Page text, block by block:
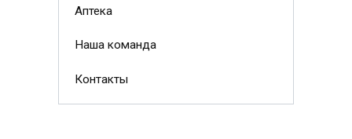
Аптека
Наша команда
Контакты